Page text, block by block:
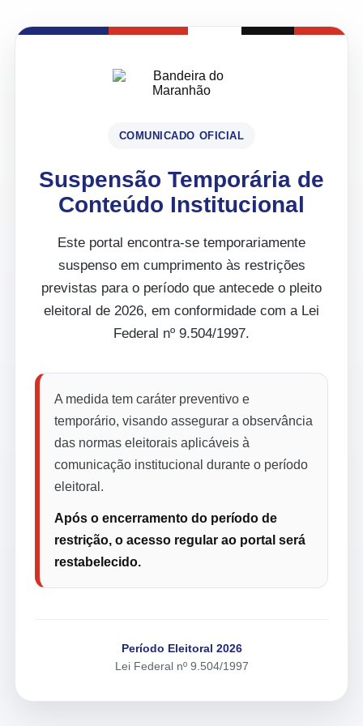
COMUNICADO OFICIAL
Suspensão Temporária de
Conteúdo Institucional
Este portal encontra-se temporariamente
suspenso em cumprimento às restrições
previstas para o período que antecede o pleito
eleitoral de 2026, em conformidade com a Lei
Federal nº 9.504/1997.
A medida tem caráter preventivo e
temporário, visando assegurar a observância
das normas eleitorais aplicáveis à
comunicação institucional durante o período
eleitoral.
Após o encerramento do período de
restrição, o acesso regular ao portal será
restabelecido.
Período Eleitoral 2026
Lei Federal nº 9.504/1997